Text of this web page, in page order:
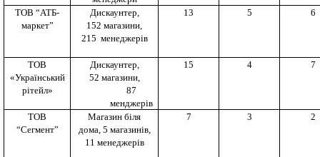
ТОВ “АТБ-
маркет”
Дискаунтер,
152 магазини,
215 менеджерів
13 5 6
ТОВ
«Український
рітейл»
Дискаунтер,
52 магазини,
87
менджерів
15 4 7
ТОВ
“Сегмент”
Магазин біля
дома, 5 магазинів,
11 менеджерів
7 3 2